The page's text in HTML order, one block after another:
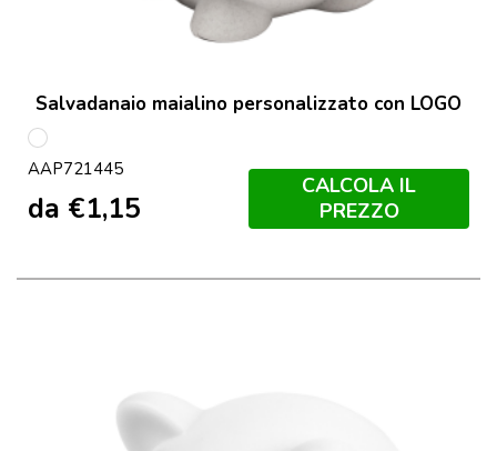
Salvadanaio maialino personalizzato con LOGO
multicolore
AAP721445
da €1,15
CALCOLA IL
PREZZO